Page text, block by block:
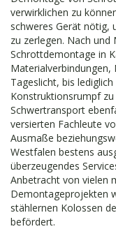
verwirklichen zu
schweres Gerät nötig,
zu zerlegen. Nach
Schrottdemontage in
Materialverbindungen,
Tageslicht, bis
Konstruktionsrumpf
Schwertransport
versierten Fachleute
Ausmaße
Westfalen bestens
überzeugendes
Anbetracht von vielen
Demontageprojekten
stählernen Kolossen
befördert.